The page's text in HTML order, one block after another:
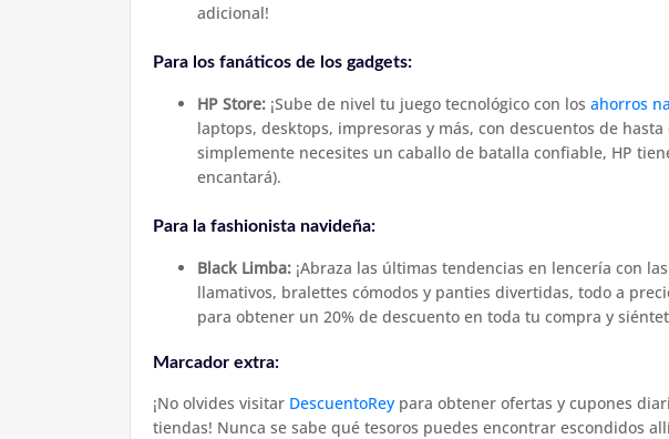
adicional!
Para los fanáticos de los gadgets:
HP Store: ¡Sube de nivel tu juego tecnológico con los ahorros
laptops, desktops, impresoras y más, con descuentos de
simplemente necesites un caballo de batalla confiable, HP
encantará).
Para la fashionista navideña:
Black Limba: ¡Abraza las últimas tendencias en lencería con las
llamativos, bralettes cómodos y panties divertidas, todo a
para obtener un 20% de descuento en toda tu compra y
Marcador extra:
¡No olvides visitar DescuentoRey para obtener ofertas y cupones
tiendas! Nunca se sabe qué tesoros puedes encontrar escondidos